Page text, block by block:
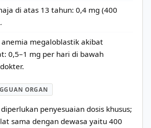
di atas 13 tahun: 0,4 mg (400
megaloblastik akibat
0,5–1 mg per hari di bawah
ORGAN
penyesuaian dosis khusus;
sama dengan dewasa yaitu 400